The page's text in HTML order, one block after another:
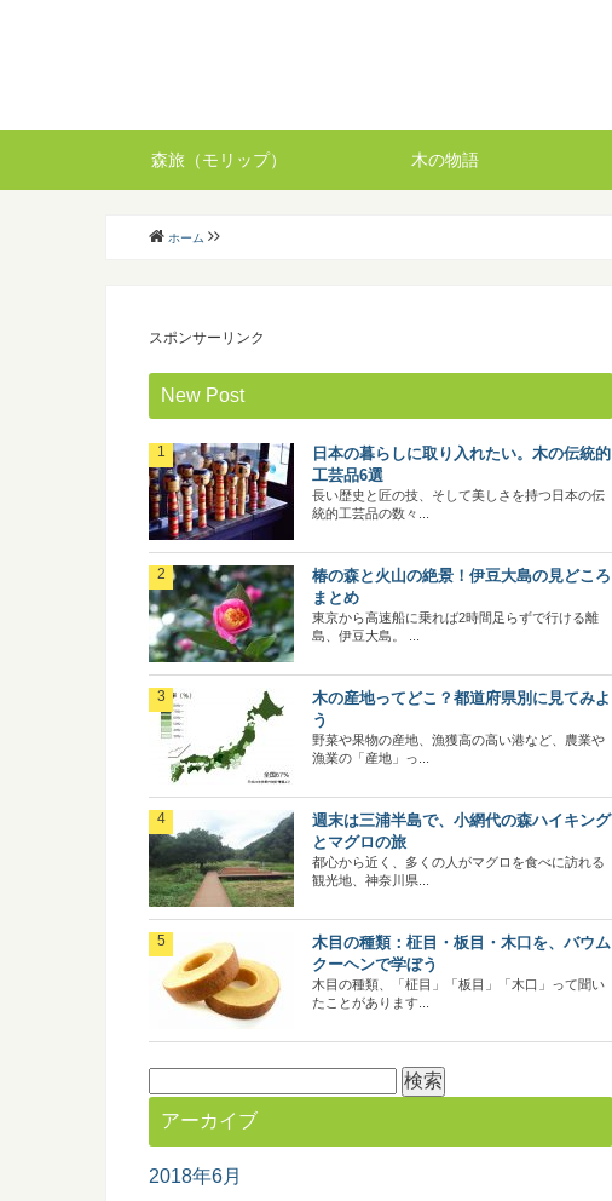
森旅（モリップ） 木の物語
ホーム
スポンサーリンク
New Post
日本の暮らしに取り入れたい。木の伝統的
工芸品6選
長い歴史と匠の技、そして美しさを持つ日本の伝
統的工芸品の数々...
椿の森と火山の絶景！伊豆大島の見どころ
まとめ
東京から高速船に乗れば2時間足らずで行ける離
島、伊豆大島。 ...
木の産地ってどこ？都道府県別に見てみよ
う
野菜や果物の産地、漁獲高の高い港など、農業や
漁業の「産地」っ...
週末は三浦半島で、小網代の森ハイキング
とマグロの旅
都心から近く、多くの人がマグロを食べに訪れる
観光地、神奈川県...
木目の種類：柾目・板目・木口を、バウム
クーヘンで学ぼう
木目の種類、「柾目」「板目」「木口」って聞い
たことがあります...
索:
アーカイブ
2018年6月